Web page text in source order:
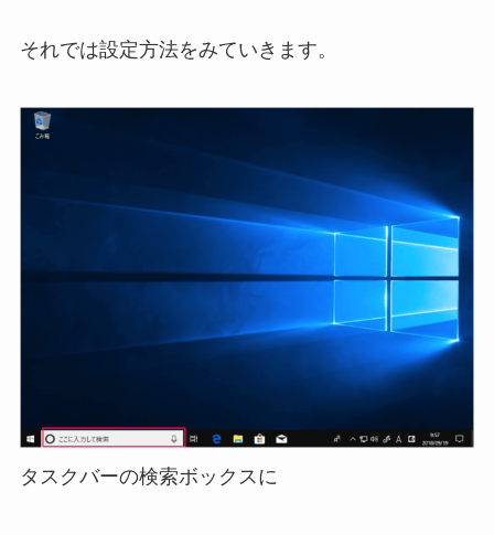
それでは設定方法をみていきます。
タスクバーの検索ボックスに